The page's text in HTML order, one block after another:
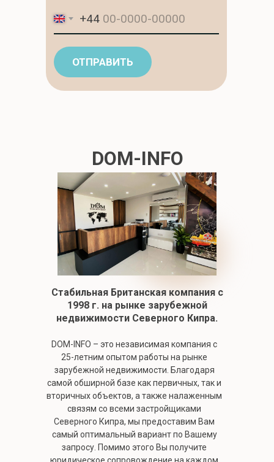
+44
ОТПРАВИТЬ
DOM-INFO
DOM-INFO – это независимая компания с
25-летним опытом работы на рынке
зарубежной недвижимости. Благодаря
самой обширной базе как первичных, так и
вторичных объектов, а также налаженным
связям со всеми застройщиками
Северного Кипра, мы предоставим Вам
самый оптимальный вариант по Вашему
запросу. Помимо этого Вы получите
Стабильная Британская компания c
1998 г. на рынке зарубежной
недвижимости Северного Кипра.